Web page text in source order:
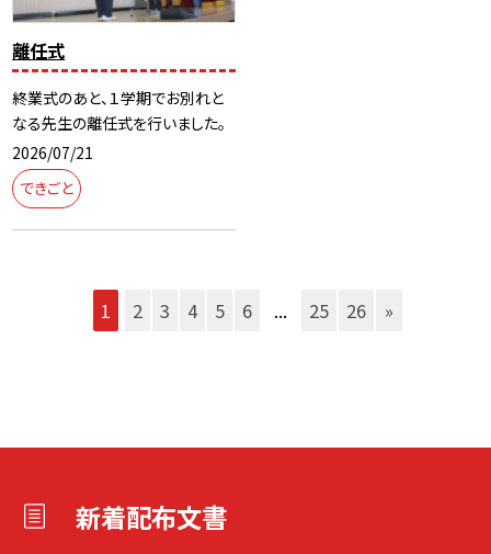
離任式
終業式のあと、１学期でお別れと
なる先生の離任式を行いました。
2026/07/21
できごと
1 2 3 4 5 6 ... 25 26 »
新着配布文書